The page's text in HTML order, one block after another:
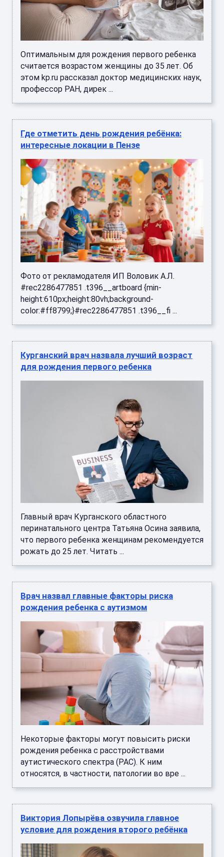
Оптимальным для рождения первого ребенка
считается возрастом женщины до 35 лет. Об
этом kp.ru рассказал доктор медицинских наук,
профессор РАН, дирек ...
Где отметить день рождения ребёнка:
интересные локации в Пензе
Фото от рекламодателя ИП Воловик А.Л.
#rec2286477851 .t396__artboard {min-
height:610px;height:80vh;background-
color:#ff8799;}#rec2286477851 .t396__fi ...
Курганский врач назвала лучший возраст
для рождения первого ребенка
Главный врач Курганского областного
перинатального центра Татьяна Осина заявила,
что первого ребенка женщинам рекомендуется
рожать до 25 лет. Читать ...
Врач назвал главные факторы риска
рождения ребенка с аутизмом
Некоторые факторы могут повысить риски
рождения ребенка с расстройствами
аутистического спектра (РАС). К ним
относятся, в частности, патологии во вре ...
Виктория Лопырёва озвучила главное
условие для рождения второго ребёнка